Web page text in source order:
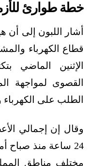
خطة طوارئ
أشار اللبون إلى أن
قطاع الكهرباء
الإثنين الماضي
القصوى لمواجهة
الطلب على الكهرباء
وقال إن إجمالي